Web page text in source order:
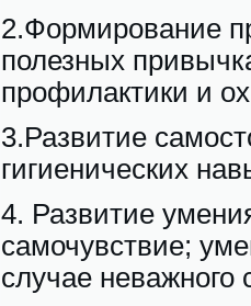
2.Формирование
полезных
профилактики и
3.Развитие
гигиенических
4. Развитие
самочувствие;
случае неважного